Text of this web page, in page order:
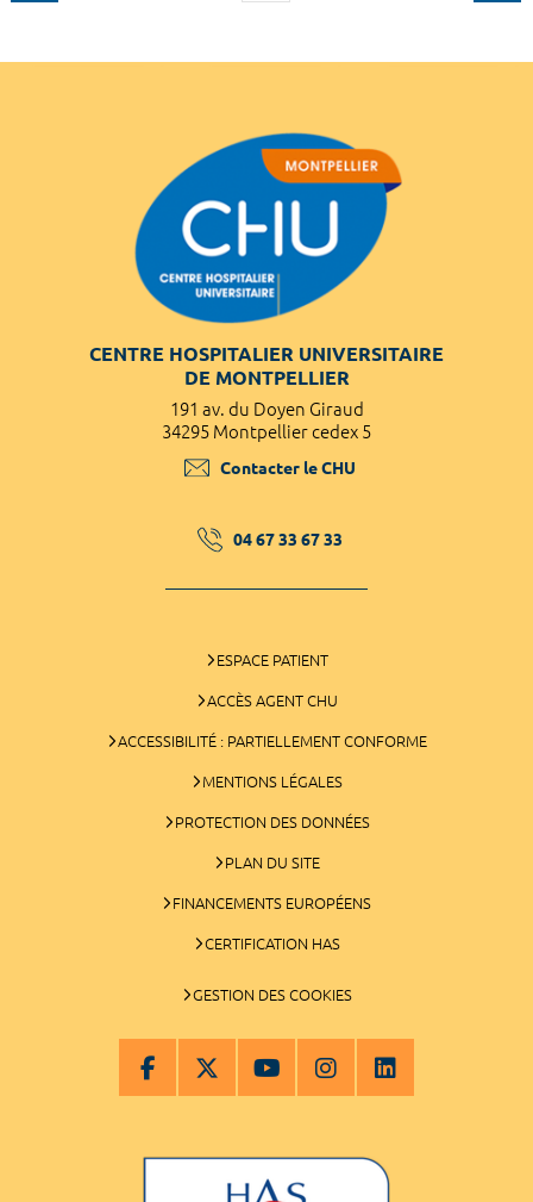
CENTRE HOSPITALIER UNIVERSITAIRE
DE MONTPELLIER
191 av. du Doyen Giraud
34295 Montpellier cedex 5
Contacter le CHU
04 67 33 67 33
ESPACE PATIENT
ACCÈS AGENT CHU
ACCESSIBILITÉ : PARTIELLEMENT CONFORME
MENTIONS LÉGALES
PROTECTION DES DONNÉES
PLAN DU SITE
FINANCEMENTS EUROPÉENS
CERTIFICATION HAS
GESTION DES COOKIES